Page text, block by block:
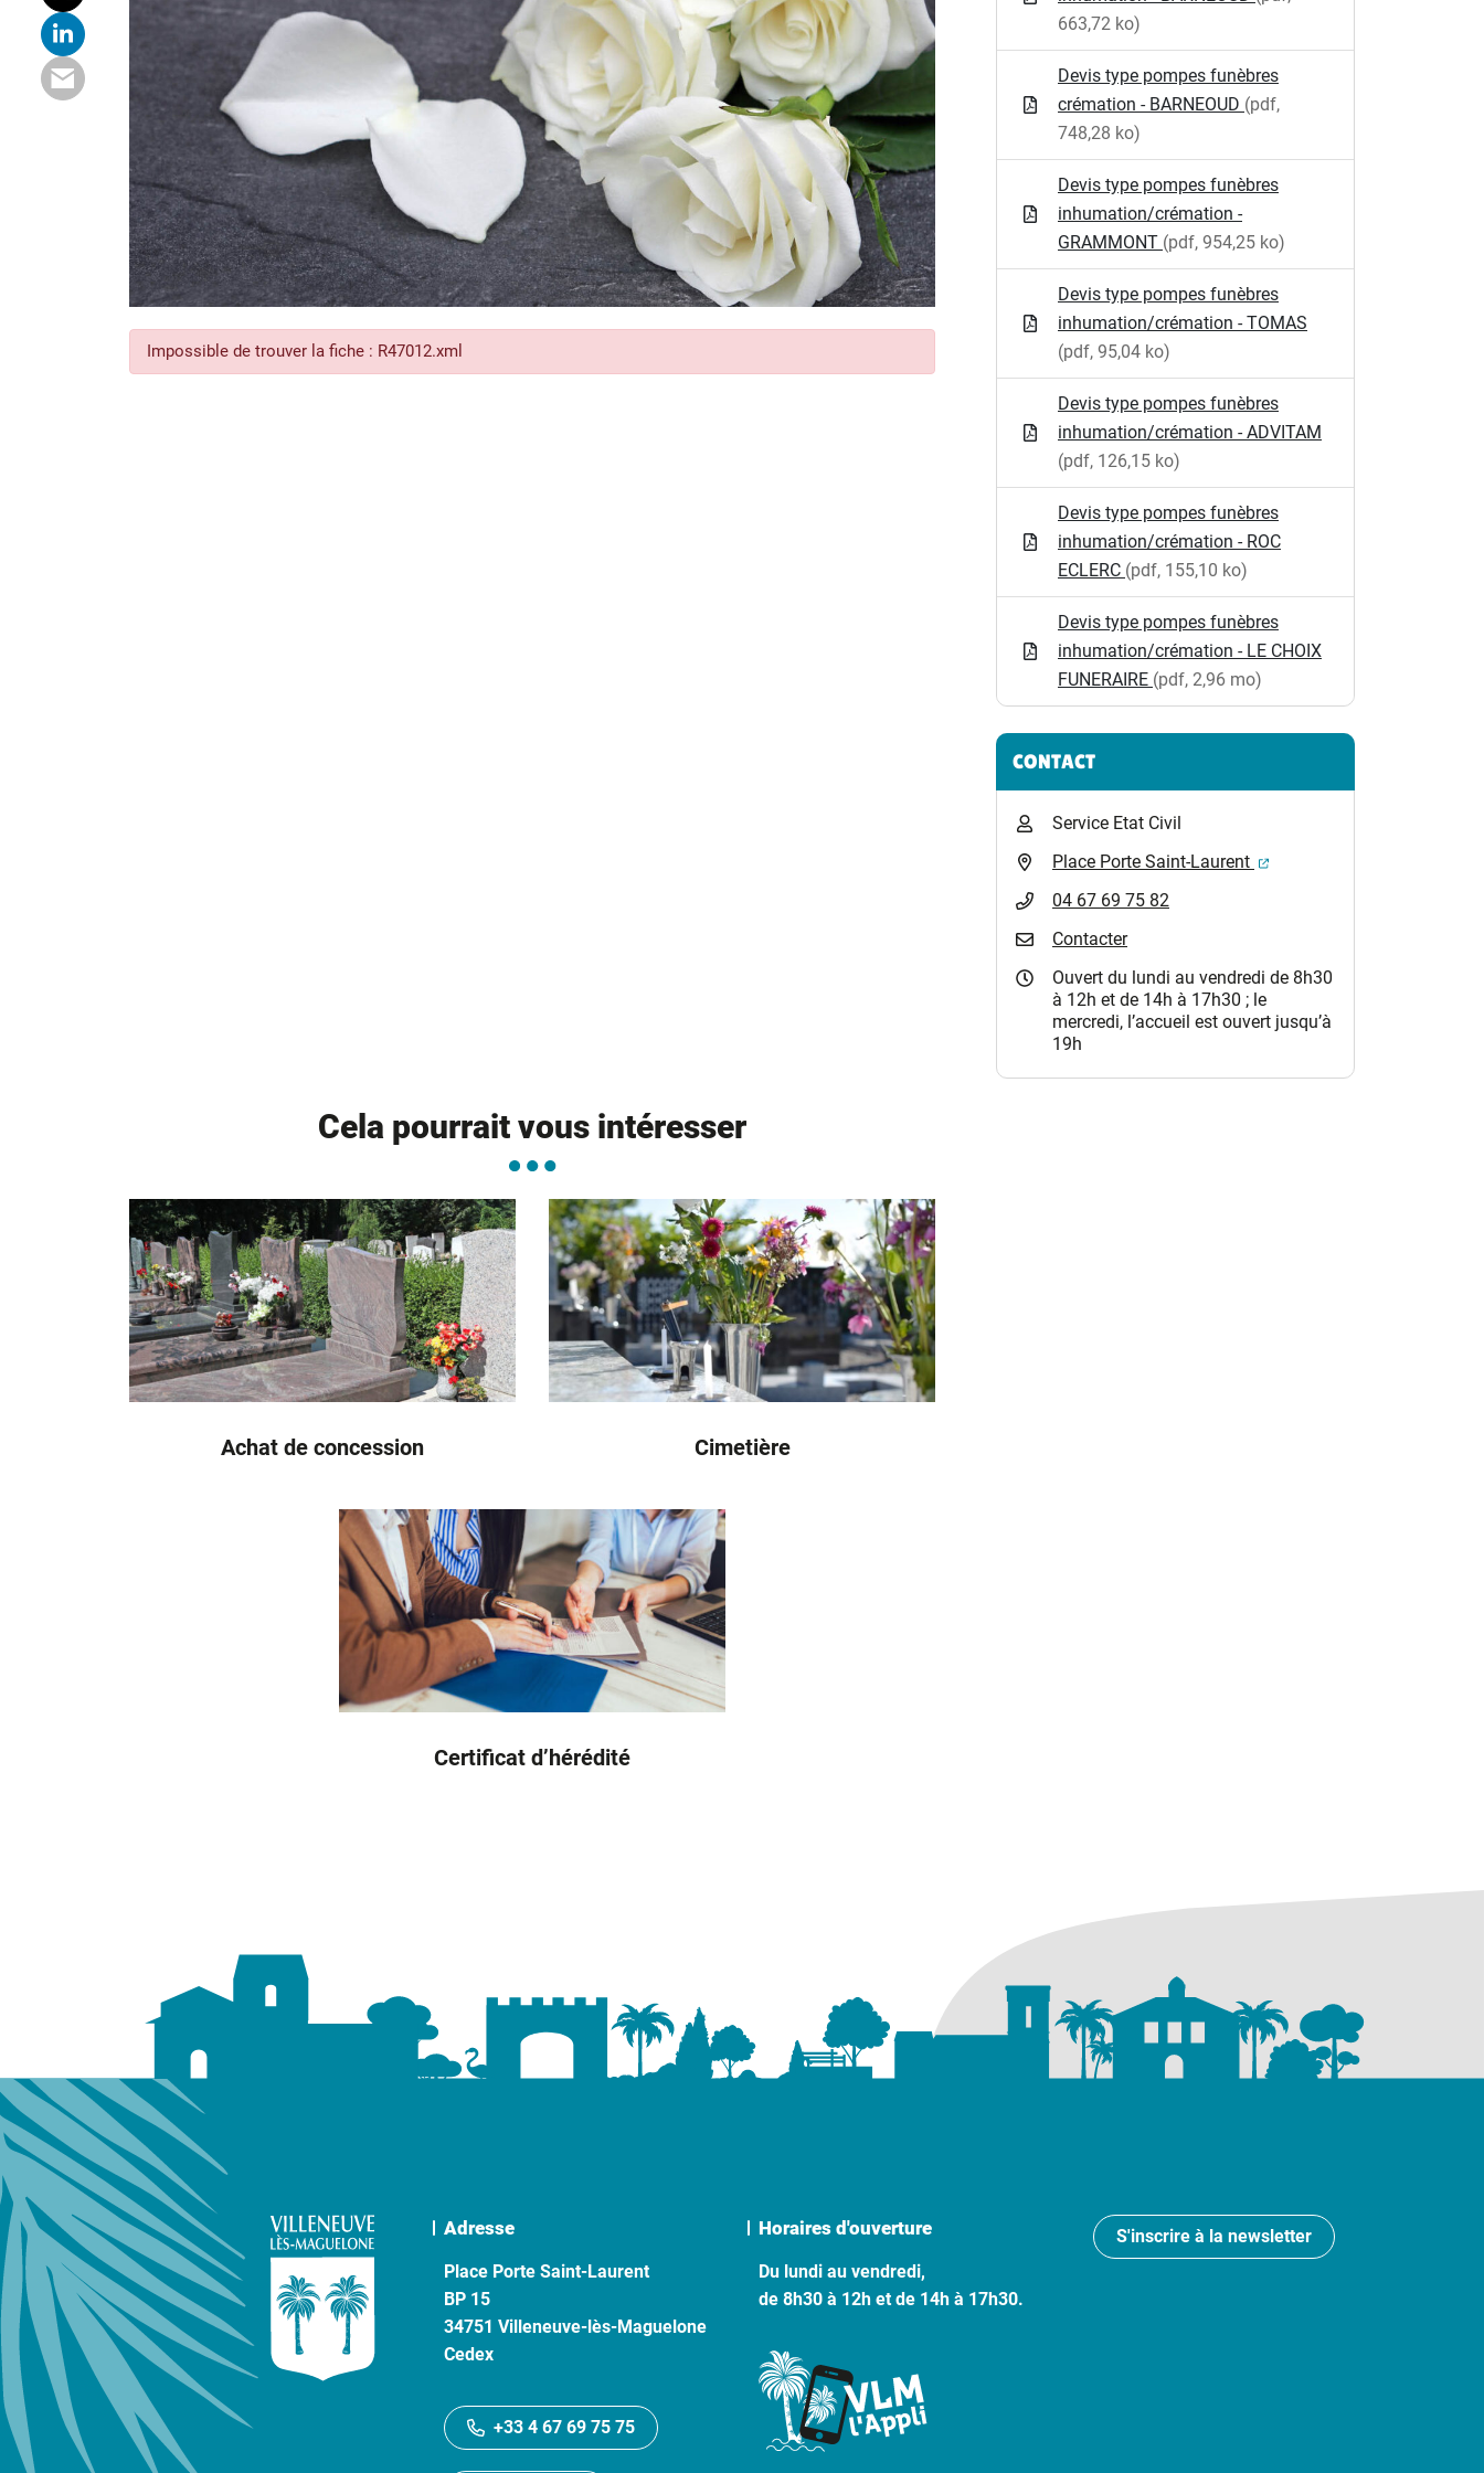
Impossible de trouver la fiche : R47012.xml
663,72 ko)
Devis type pompes funèbres
crémation - BARNEOUD (pdf,
748,28 ko)
Devis type pompes funèbres
inhumation/crémation -
GRAMMONT (pdf, 954,25 ko)
Devis type pompes funèbres
inhumation/crémation - TOMAS
(pdf, 95,04 ko)
Devis type pompes funèbres
inhumation/crémation - ADVITAM
(pdf, 126,15 ko)
Devis type pompes funèbres
inhumation/crémation - ROC
ECLERC (pdf, 155,10 ko)
Devis type pompes funèbres
inhumation/crémation - LE CHOIX
FUNERAIRE (pdf, 2,96 mo)
CONTACT
Service Etat Civil
Place Porte Saint-Laurent
(ouverture dans un nouvel
04 67 69 75 82
Contacter
Ouvert du lundi au vendredi de 8h30
à 12h et de 14h à 17h30 ; le
mercredi, l’accueil est ouvert jusqu’à
19h
Cela pourrait vous intéresser
Achat de concession Cimetière
Certificat d’hérédité
Adresse
Place Porte Saint-Laurent
BP 15
34751 Villeneuve-lès-Maguelone
Cedex
+33 4 67 69 75 75
Horaires d'ouverture
Du lundi au vendredi,
de 8h30 à 12h et de 14h à 17h30.
S'inscrire à la newsletter